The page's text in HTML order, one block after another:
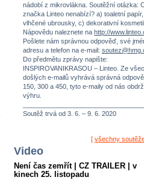
nádobí z mikrovlákna. Soutěžní otázka:
značka Linteo nenabízí? a) toaletní
vlhčené ubrousky, c) dekorativní
Nápovědu naleznete na http://
Pošlete nám správnou odpověď, své
adresu a telefon na e-mail:
Do předmětu zprávy napište:
INSPIROVANIKRASOU – Linteo. Ze
došlých e-mailů vyhrává správná
150, 300 a 450, tyto e-maily od nás
výhru.
Soutěž trvá od 3. 6. – 9. 6. 2020
[ všechny
Video
Není čas zemřít | CZ TRAILER | v
kinech 25. listopadu